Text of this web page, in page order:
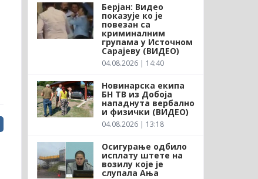
Берјан: Видео
показује ко је
повезан са
криминалним
групама у Источном
Сарајеву (ВИДЕО)
04.08.2026 | 14:40
Новинарска екипа
БН ТВ из Добоја
нападнута вербално
и физички (ВИДЕО)
04.08.2026 | 13:18
Осигурање одбило
исплату штете на
возилу које је
слупала Ања